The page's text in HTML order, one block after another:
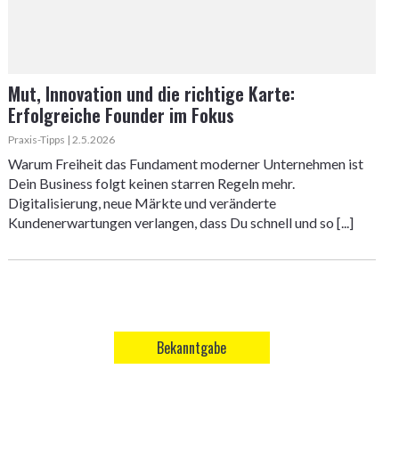
Mut, Innovation und die richtige Karte:
Erfolgreiche Founder im Fokus
Praxis-Tipps | 2.5.2026
Warum Freiheit das Fundament moderner Unternehmen ist
Dein Business folgt keinen starren Regeln mehr.
Digitalisierung, neue Märkte und veränderte
Kundenerwartungen verlangen, dass Du schnell und so [...]
Bekanntgabe